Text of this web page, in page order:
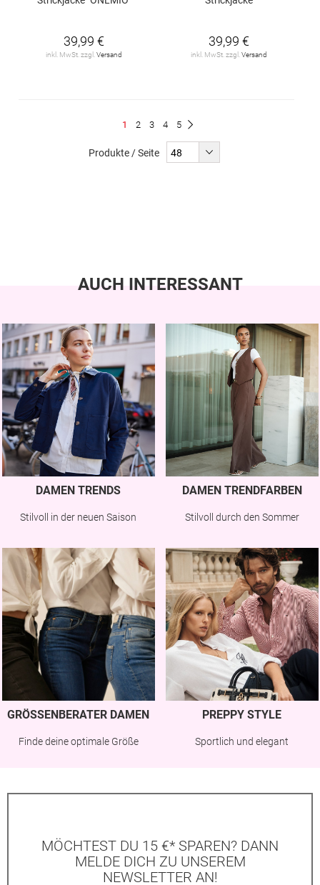
39,99 €
inkl. MwSt. zzgl. Versand
39,99 €
inkl. MwSt. zzgl. Versand
Du
1 Seite
2 Seite
3 Seite
4 Seite
5
Produkte / Seite
AUCH INTERESSANT
DAMEN TRENDS
Stilvoll in der neuen Saison
DAMEN TRENDFARBEN
Stilvoll durch den Sommer
GRÖSSENBERATER DAMEN
Finde deine optimale Größe
PREPPY STYLE
Sportlich und elegant
MÖCHTEST DU 15 €* SPAREN? DANN
MELDE DICH ZU UNSEREM
NEWSLETTER AN!